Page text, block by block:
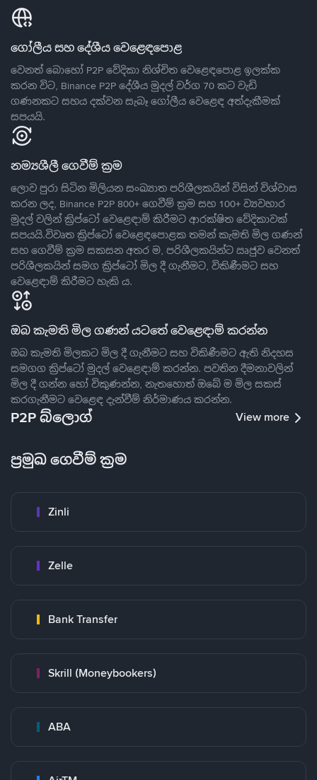
ගෝලීය සහ දේශීය වෙළෙඳපොළ
වෙනත් බොහෝ P2P වේදිකා නිශ්චිත වෙළෙඳපොළ ඉලක්ක
කරන විට, Binance P2P දේශීය මුදල් වර්ග 70 කට වැඩි
ගණනකට සහය දක්වන සැබෑ ගෝලීය වෙළෙඳ අත්දැකීමක්
සපයයි.
නම්‍යශීලී ගෙවීම් ක්‍රම
ලොව පුරා සිටින මිලියන සංඛ්‍යාත පරිශීලකයින් විසින් විශ්වාස
කරන ලද, Binance P2P 800+ ගෙවීම් ක්‍රම සහ 100+ ව්‍යවහාර
මුදල් වලින් ක්‍රිප්ටෝ වෙළෙඳාම් කිරීමට ආරක්ෂිත වේදිකාවක්
සපයයි.විවෘත ක්‍රිප්ටෝ වෙළෙඳපොළක තමන් කැමති මිල ගණන්
සහ ගෙවීම් ක්‍රම සකසන අතර ම, පරිශීලකයින්ට ඍජුව වෙනත්
පරිශීලකයින් සමග ක්‍රිප්ටෝ මිල දී ගැනීමට, විකිණීමට සහ
වෙළෙඳාම් කිරීමට හැකි ය.
ඔබ කැමති මිල ගණන් යටතේ වෙළෙඳාම් කරන්න
ඔබ කැමති මිලකට මිල දී ගැනීමට සහ විකිණීමට ඇති නිදහස
සමගග ක්‍රිප්ටෝ මුදල් වෙළෙඳාම් කරන්න. පවතින දීමනාවලින්
මිල දී ගන්න හෝ විකුණන්න, නැතහොත් ඔබේ ම මිල සකස්
කරගැනීමට වෙළෙඳ දැන්වීම් නිර්මාණය කරන්න.
P2P බ්ලොග් View more
ප්‍රමුඛ ගෙවීම් ක්‍රම
Zinli
Zelle
Bank Transfer
Skrill (Moneybookers)
ABA